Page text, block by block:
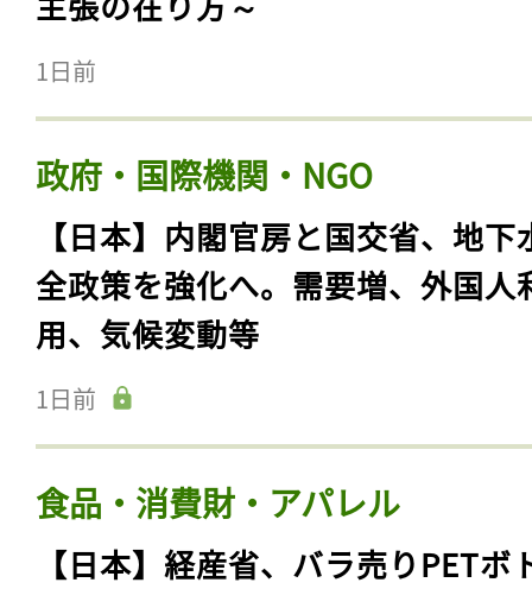
1日前
政府・国際機関・NGO
【日本】内閣官房と国交省、地下
全政策を強化へ。需要増、外国人
用、気候変動等
1日前
食品・消費財・アパレル
【日本】経産省、バラ売りPETボ